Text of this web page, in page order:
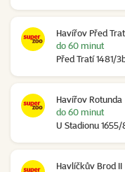
Havířov Před
Před Tratí 1481/
do 60 minut
Havířov Rotunda
U Stadionu
do 60 minut
Havlíčkův Brod II